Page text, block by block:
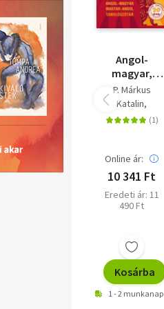
Angol-
magyar,
magyar-
angol
tanulószótár
P. Márkus
Katalin
Mozsárné Magay
Online ár:
10 341 Ft
Eredeti ár: 11
490 Ft
Kosárba
1 - 2 munkanap